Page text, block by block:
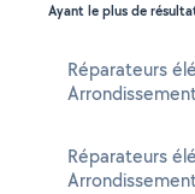
Ayant le plus de
Réparateurs
Réparateurs